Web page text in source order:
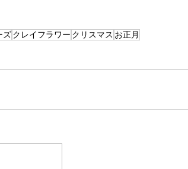
ズクレイフラワー クリスマス お正月